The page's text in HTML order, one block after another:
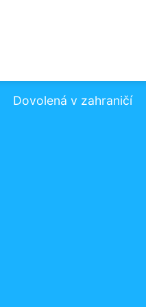
Dovolená v zahraničí